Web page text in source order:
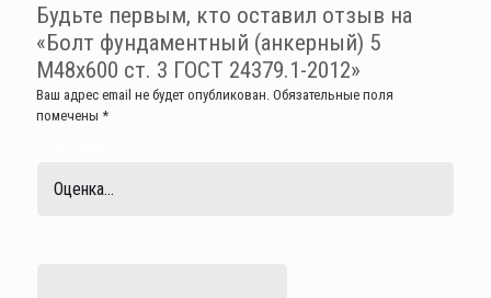
Будьте первым, кто оставил отзыв на
«Болт фундаментный (анкерный) 5
М48х600 ст. 3 ГОСТ 24379.1-2012»
Ваш адрес email не будет опубликован. Обязательные поля
помечены *